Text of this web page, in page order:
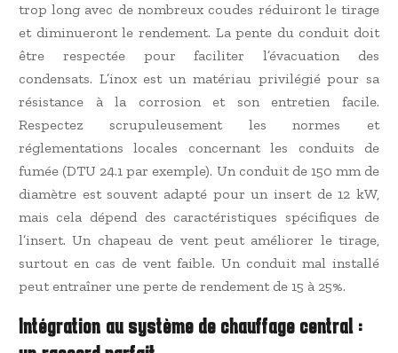
trop long avec de nombreux coudes réduiront le tirage
et diminueront le rendement. La pente du conduit doit
être respectée pour faciliter l’évacuation des
condensats. L’inox est un matériau privilégié pour sa
résistance à la corrosion et son entretien facile.
Respectez scrupuleusement les normes et
réglementations locales concernant les conduits de
fumée (DTU 24.1 par exemple). Un conduit de 150 mm de
diamètre est souvent adapté pour un insert de 12 kW,
mais cela dépend des caractéristiques spécifiques de
l’insert. Un chapeau de vent peut améliorer le tirage,
surtout en cas de vent faible. Un conduit mal installé
peut entraîner une perte de rendement de 15 à 25%.
Intégration au système de chauffage central :